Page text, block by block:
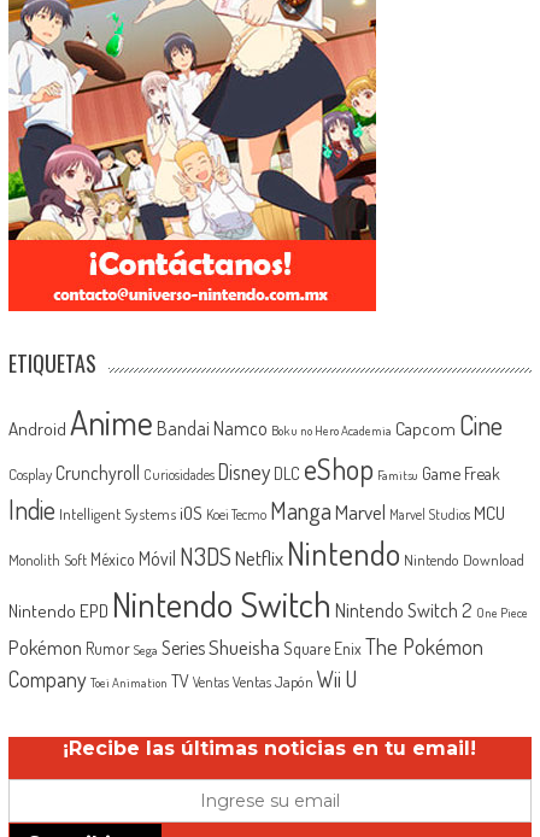
ETIQUETAS
Android Anime Bandai Namco Boku no Hero Academia Capcom Cine
Cosplay Crunchyroll Curiosidades Disney DLC eShop Famitsu Game Freak
Indie Intelligent Systems iOS Koei Tecmo MangaMarvel Marvel Studios MCU
Monolith Soft México Móvil N3DSNetflix Nintendo Nintendo Download
Nintendo EPD Nintendo Switch Nintendo Switch 2 One Piece
Pokémon Rumor Sega SeriesShueisha Square EnixThe Pokémon
Company Toei Animation TV Ventas Ventas Japón Wii U
¡Recibe las últimas noticias en tu email!